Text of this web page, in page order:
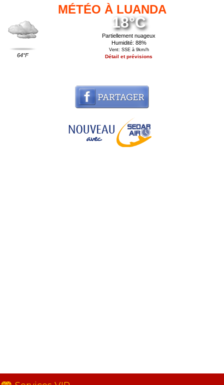
MÉTÉO À LUANDA
64°F
18°C
Partiellement nuageux
Humidité: 88%
Vent: SSE à 9km/h
Détail et prévisions